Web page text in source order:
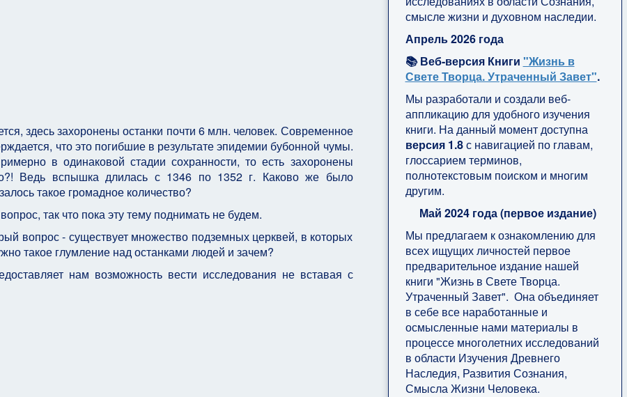
здесь захоронены останки почти 6 млн. человек. Современное
что это погибшие в результате эпидемии бубонной чумы.
в одинаковой стадии сохранности, то есть захоронены
Ведь вспышка длилась с 1346 по 1352 г. Каково же было
такое громадное количество?
так что пока эту тему поднимать не будем.
вопрос - существует множество подземных церквей, в которых
такое глумление над останками людей и зачем?
нам возможность вести исследования не вставая с
смысле жизни и духовном наследии.
Апрель 2026 года
📚 Веб-версия Книги "Жизнь в
Свете Творца. Утраченный Завет".
Мы разработали и создали веб-
аппликацию для удобного изучения
книги. На данный момент доступна
версия 1.8с навигацией по главам,
глоссарием терминов,
полнотекстовым поиском и многим
другим.
Май 2024 года (первое издание)
Мы предлагаем к ознакомлению для
всех ищущих личностей первое
предварительное издание нашей
книги "Жизнь в Свете Творца.
Утраченный Завет". Она объединяет
в себе все наработанные и
осмысленные нами материалы в
процессе многолетних исследований
в области Изучения Древнего
Наследия, Развития Сознания,
Смысла Жизни Человека.